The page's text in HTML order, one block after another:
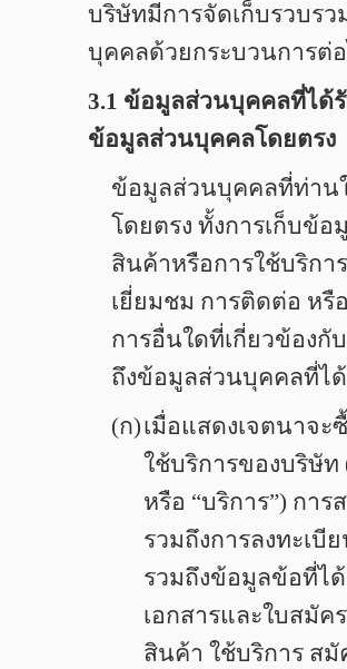
บริษัทมีการจัดเก็บรวบร
บุคคลด้วยกระบวนการต่
3.1 ข้อมูลส่วนบุคคลที่ได้
ข้อมูลส่วนบุคคลโดยตรง
ข้อมูลส่วนบุคคลที่ท่าน
โดยตรง ทั้งการเก็บข้อ
สินค้าหรือการใช้บริกา
เยี่ยมชม การติดต่อ หรื
การอื่นใดที่เกี่ยวข้องกั
ถึงข้อมูลส่วนบุคคลที่ไ
(ก)เมื่อแสดงเจตนาจะ
ใช้บริการของบริษั
หรือ “บริการ”) กา
รวมถึงการลงทะเบี
รวมถึงข้อมูลข้อที่ไ
เอกสารและใบสมัค
สินค้า ใช้บริการ ส